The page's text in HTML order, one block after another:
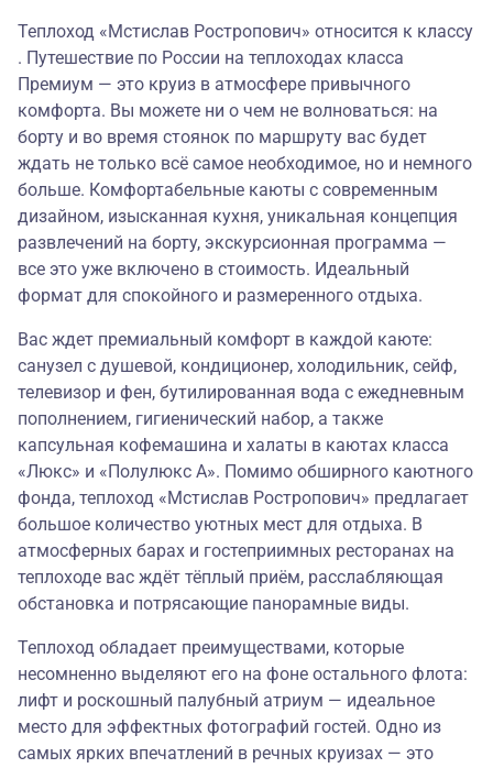
Теплоход «Мстислав Ростропович» относится к классу
. Путешествие по России на теплоходах класса
Премиум — это круиз в атмосфере привычного
комфорта. Вы можете ни о чем не волноваться: на
борту и во время стоянок по маршруту вас будет
ждать не только всё самое необходимое, но и немного
больше. Комфортабельные каюты с современным
дизайном, изысканная кухня, уникальная концепция
развлечений на борту, экскурсионная программа —
все это уже включено в стоимость. Идеальный
формат для спокойного и размеренного отдыха.
Вас ждет премиальный комфорт в каждой каюте:
санузел с душевой, кондиционер, холодильник, сейф,
телевизор и фен, бутилированная вода с ежедневным
пополнением, гигиенический набор, а также
капсульная кофемашина и халаты в каютах класса
«Люкс» и «Полулюкс А». Помимо обширного каютного
фонда, теплоход «Мстислав Ростропович» предлагает
большое количество уютных мест для отдыха. В
атмосферных барах и гостеприимных ресторанах на
теплоходе вас ждёт тёплый приём, расслабляющая
обстановка и потрясающие панорамные виды.
Теплоход обладает преимуществами, которые
несомненно выделяют его на фоне остального флота:
лифт и роскошный палубный атриум — идеальное
место для эффектных фотографий гостей. Одно из
самых ярких впечатлений в речных круизах — это